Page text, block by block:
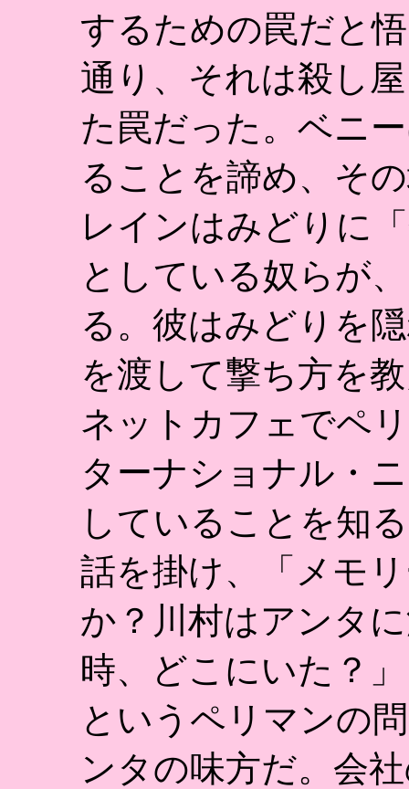
するための罠だと
通り、それは殺し
た罠だった。ベニ
ることを諦め、そ
レインはみどりに
としている奴らが
る。彼はみどりを
を渡して撃ち方を
ネットカフェでペ
ターナショナル・
していることを知
話を掛け、「メモ
か？川村はアンタ
時、どこにいた？
というペリマンの
ンタの味方だ。会